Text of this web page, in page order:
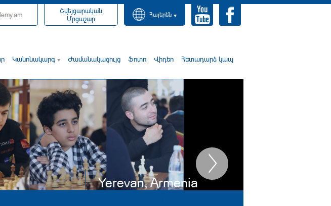
Հայերեն
Շվեյցարական
Մրցաշար
Հետադարձ կապ
Վիդեո
Ֆոտո
Ժամանակացույց
Կանոնակարգ
Yerevan, Armenia